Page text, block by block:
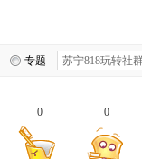
专题
0 0